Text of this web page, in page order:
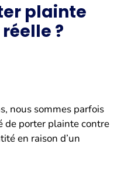
plainte
?
nous sommes parfois
de porter plainte contre
en raison d’un